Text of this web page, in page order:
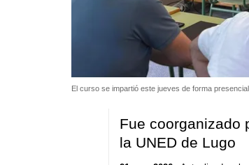
El curso se impartió este jueves de forma
Fue coorganizado
la UNED de Lugo